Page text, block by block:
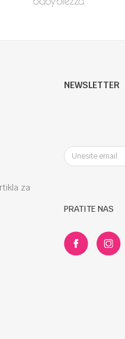
za
NEWSLETTER
PRATITE NAS